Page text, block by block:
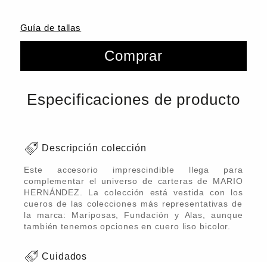
Guía de tallas
Comprar
Especificaciones de producto
Descripción colección
Este accesorio imprescindible llega para
complementar el universo de carteras de MARIO
HERNÁNDEZ. La colección está vestida con los
cueros de las colecciones más representativas de
la marca: Mariposas, Fundación y Alas, aunque
también tenemos opciones en cuero liso bicolor.
Cuidados